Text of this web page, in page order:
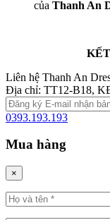
của Thanh An
Liên hệ Thanh An
Địa chỉ: TT12-B18,
0393.193.193
Mua hàng
×